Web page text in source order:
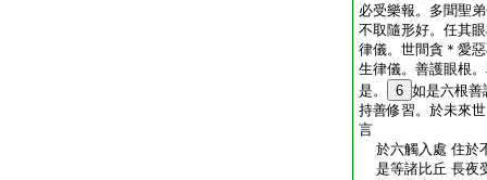
必受樂報。多聞聖
不取隨形好。任其
律儀。世間貪＊愛
生律儀。善護眼根
是。
6 如是六根善
持善修習。於未來
言
於六觸入處 住於
是等諸比丘 長夜